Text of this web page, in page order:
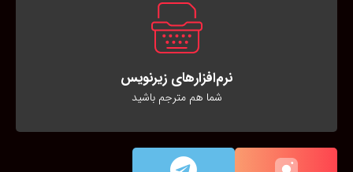
نرم‌افزارهای زیرنویس
شما هم مترجم باشید